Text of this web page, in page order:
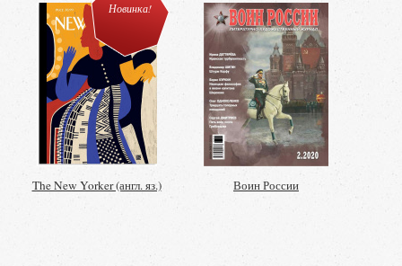
Новинка!
The New Yorker (англ. яз.) Воин России